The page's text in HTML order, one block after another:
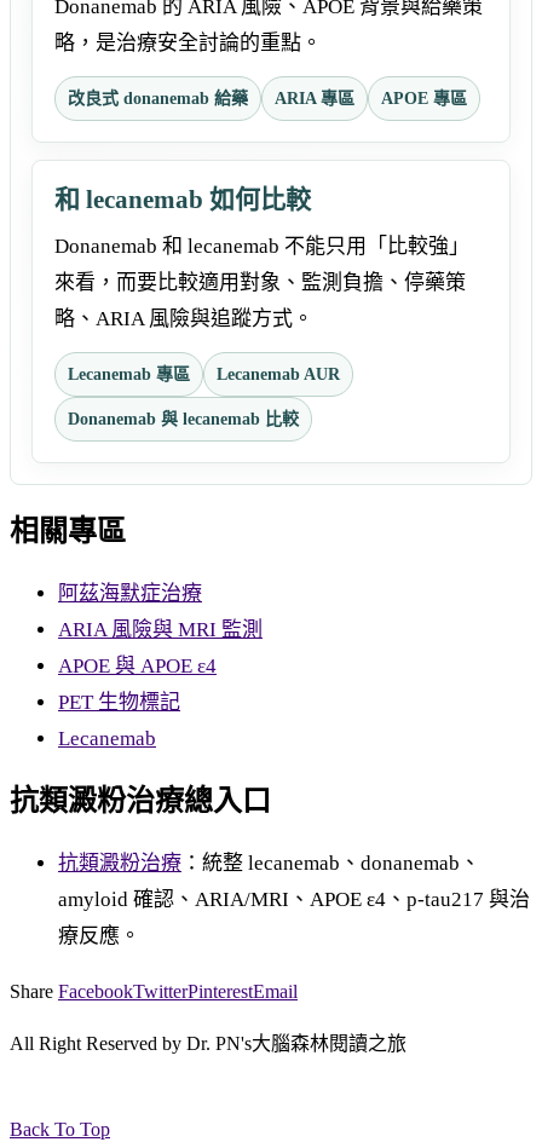
Donanemab 的 ARIA 風險、APOE 背景與給藥策
略，是治療安全討論的重點。
改良式 donanemab 給藥 ARIA 專區 APOE 專區
和 lecanemab 如何比較
Donanemab 和 lecanemab 不能只用「比較強」
來看，而要比較適用對象、監測負擔、停藥策
略、ARIA 風險與追蹤方式。
Lecanemab 專區 Lecanemab AUR
Donanemab 與 lecanemab 比較
相關專區
阿茲海默症治療
ARIA 風險與 MRI 監測
APOE 與 APOE ε4
PET 生物標記
Lecanemab
抗類澱粉治療總入口
抗類澱粉治療 ：統整 lecanemab、donanemab、
amyloid 確認、ARIA/MRI、APOE ε4、p-tau217 與治
療反應。
Share FacebookTwitterPinterestEmail
All Right Reserved by Dr. PN's大腦森林閱讀之旅
Back To Top